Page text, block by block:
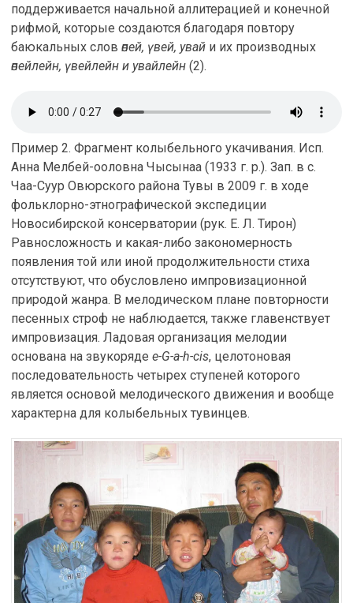
поддерживается начальной аллитерацией и конечной
рифмой, которые создаются благодаря повтору
баюкальных слов өпей, үвей, увай и их производных
өпейлейн, үвейлейн и увайлейн (2).
Пример 2. Фрагмент колыбельного укачивания. Исп.
Анна Мелбей-ооловна Чысынаа (1933 г. р.). Зап. в с.
Чаа-Суур Овюрского района Тувы в 2009 г. в ходе
фольклорно-этнографической экспедиции
Новосибирской консерватории (рук. Е. Л. Тирон)
Равносложность и какая-либо закономерность
появления той или иной продолжительности стиха
отсутствуют, что обусловлено импровизационной
природой жанра. В мелодическом плане повторности
песенных строф не наблюдается, также главенствует
импровизация. Ладовая организация мелодии
основана на звукоряде e-G-a-h-cis, целотоновая
последовательность четырех ступеней которого
является основой мелодического движения и вообще
характерна для колыбельных тувинцев.